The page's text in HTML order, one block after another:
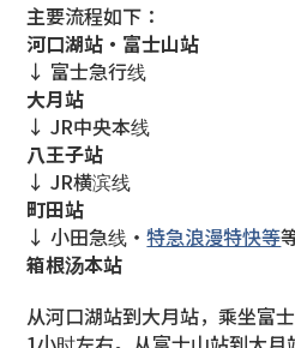
主要流程如下：
河口湖站・富士山站
↓ 富士急行线
大月站
↓ JR中央本线
八王子站
↓ JR横滨线
町田站
↓ 小田急线・特急浪漫特快等
箱根汤本站
从河口湖站到大月站，乘坐富